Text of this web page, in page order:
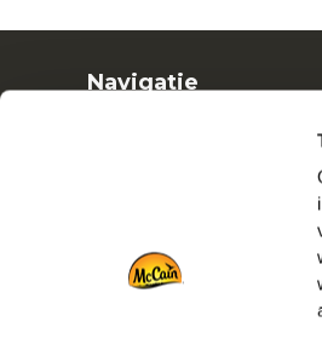
Navigatie
Downloads
Contact